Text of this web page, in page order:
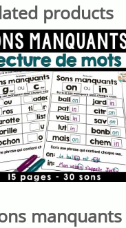
products
manquants